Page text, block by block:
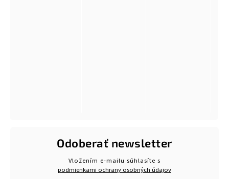
Odoberať newsletter
Vložením e-mailu súhlasíte s
podmienkami ochrany osobných údajov